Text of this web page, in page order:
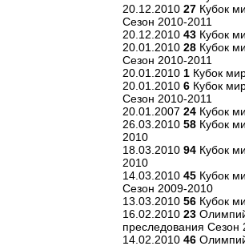
20.12.2010 27 Кубок
Сезон 2010-2011
20.12.2010 43 Кубок
20.01.2010 28 Кубок
Сезон 2010-2011
20.01.2010 1 Кубок
20.01.2010 6 Кубок
Сезон 2010-2011
20.01.2007 24 Кубок
26.03.2010 58 Кубок
2010
18.03.2010 94 Кубок
2010
14.03.2010 45 Кубок
Сезон 2009-2010
13.03.2010 56 Кубок
16.02.2010 23
преследования Сезон
14.02.2010 46